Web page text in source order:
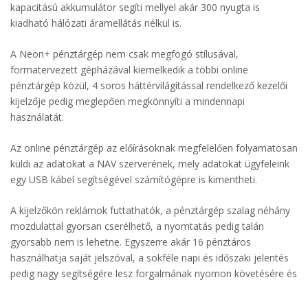
kapacitású akkumulátor segíti mellyel akár 300 nyugta is
kiadható hálózati áramellátás nélkül is.
A Neon+ pénztárgép nem csak megfogó stílusával,
formatervezett gépházával kiemelkedik a többi online
pénztárgép közül, 4 soros háttérvilágítással rendelkező kezelői
kijelzője pedig meglepően megkönnyíti a mindennapi
használatát.
Az online pénztárgép az előírásoknak megfelelően folyamatosan
küldi az adatokat a NAV szerverének, mely adatokat ügyfeleink
egy USB kábel segítségével számítógépre is kimentheti.
A kijelzőkön reklámok futtathatók, a pénztárgép szalag néhány
mozdulattal gyorsan cserélhető, a nyomtatás pedig talán
gyorsabb nem is lehetne. Egyszerre akár 16 pénztáros
használhatja saját jelszóval, a sokféle napi és időszaki jelentés
pedig nagy segítségére lesz forgalmának nyomon követésére és